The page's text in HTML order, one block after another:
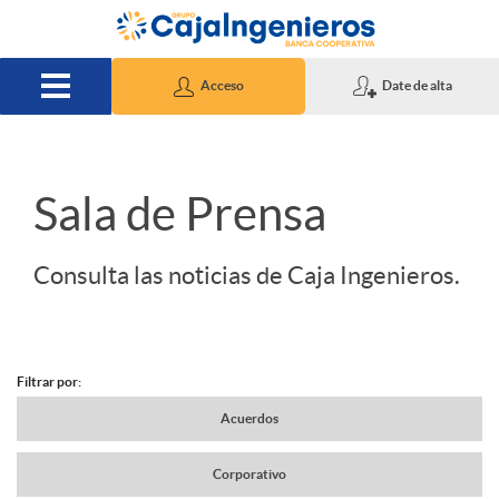
Saltar al contenido principal
Acceso Date de alta
S
Sala de Prensa
Consulta las noticias de Caja Ingenieros.
N
Filtrar por:
Acuerdos
Corporativo